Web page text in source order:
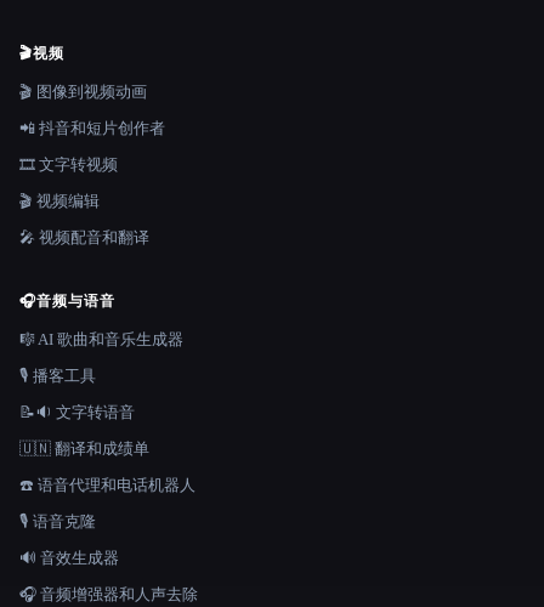
🎬视频
🎬 图像到视频动画
📲 抖音和短片创作者
🎞️ 文字转视频
🎬 视频编辑
🎤 视频配音和翻译
🎧音频与语音
🎼 AI 歌曲和音乐生成器
🎙️ 播客工具
📝🔉 文字转语音
🇺🇳 翻译和成绩单
☎️ 语音代理和电话机器人
🎙️ 语音克隆
🔊 音效生成器
🎧 音频增强器和人声去除